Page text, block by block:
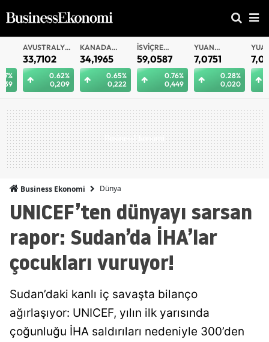
AVUSTRALYA
DOLARI
33,7102
0.62%
0,209
KANADA
DOLARI
34,1965
0.65%
0,222
İSVIÇRE
FRANKI
59,0587
0.76%
0,449
YUAN
OFFSHORE
7,0751
0.28%
0,020
YUAN
7,0749
Business Ekonomi Dünya
UNICEF’ten dünyayı sarsan
rapor: Sudan’da İHA’lar
çocukları vuruyor!
Sudan’daki kanlı iç savaşta bilanço
ağırlaşıyor: UNICEF, yılın ilk yarısında
çoğunluğu İHA saldırıları nedeniyle 300’den